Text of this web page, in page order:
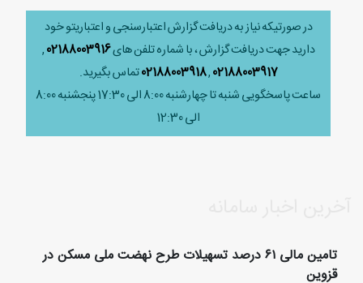
در صورتیکه نیاز به دریافت گزارش اعتبارسنجی و اعتباریتو خود
دارید جهت دریافت گزارش ، با شماره تلفن های02188003916
,
02188003917
,
02188003918تماس بگیرید.
ساعت پاسخگویی شنبه تا چهارشنبه 8:00 الی 17:30 پنجشنبه 8:00
الی 12:30
تامین مالی ۶۱ درصد تسهیلات طرح نهضت ملی مسکن در
قزوین